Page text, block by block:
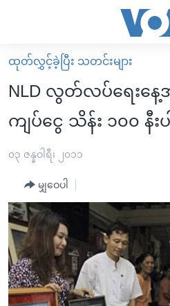
လွယ်ကူ
စေ
သည့်
Link
များ
အကြောင်းအရာ
သို့
ကျော်
ကြည့်
ရန်
ပင်မ
မူလစာမျက်နှာ
မြန်မာ
ကမ္ဘာ့သတင်းများ
နိုင်ငံတကာ
အစ္စရေး-ပါလက်စတိုင်း
ရပ်ဝန်းတခု လမ်းတခု အလွန်
အင်္ဂလိပ်စာလေ့လာမယ်
အမေရိကန်သုံးအီဒီယံ
မကြေးမုံရဲ့ အင်္ဂလိပ်စာ
ရုပ်ရှင်ထဲက အင်္ဂလိပ်စာ
အပတ်စဉ်ကဏ္ဍများ
ရေဒီယို
တီဗွီ
ရေဒီယိုနှင့်ရုပ်သံ အချက်အလက်မျ
ရေဒီယို/တီဗွီအစီအစဉ်
ထုတ်လွှင့်ခဲ့ပြီး သတင်းများ
NLD လွတ်လပ်ရေးနေ့
ကျပ်ငွေ သိန်း ၁၀၀ နီးပ
၀၃ ဇန္နဝါရီ၊ ၂၀၁၁
မျှဝေပါ